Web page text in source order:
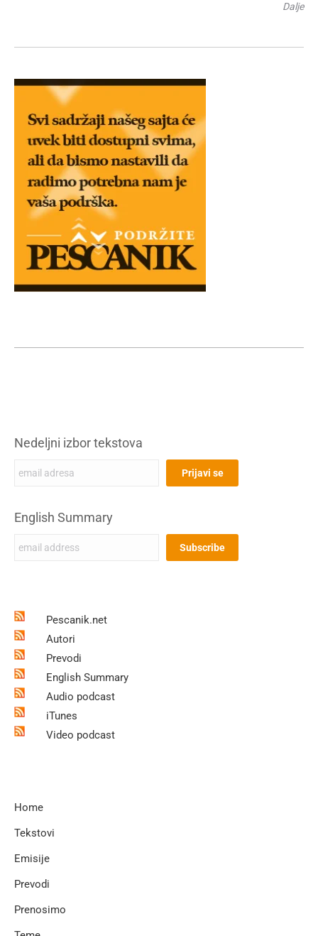
Dalje
Nedeljni izbor tekstova
English Summary
Pescanik.net
Autori
Prevodi
English Summary
Audio podcast
iTunes
Video podcast
Home
Tekstovi
Emisije
Prevodi
Prenosimo